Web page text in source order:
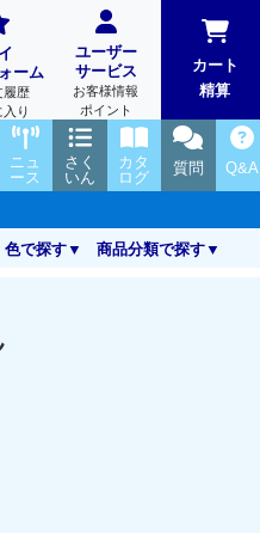
ーム
履歴
入り
ユーザー
サービス
お客様情報
ポイント
カート
精算
Q&A
質問
カタ
ログ
さく
いん
ニュ
ース
色で探す 商品分類で探す